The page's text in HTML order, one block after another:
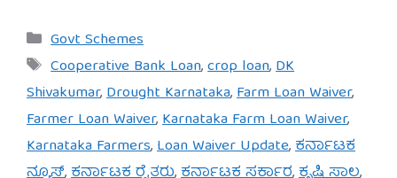
Categories
Govt Schemes
Tags
Cooperative Bank Loan,crop loan,DK
Shivakumar,Drought Karnataka,Farm Loan Waiver,
Farmer Loan Waiver,Karnataka Farm Loan Waiver,
Karnataka Farmers,Loan Waiver Update,ಕರ್ನಾಟಕ